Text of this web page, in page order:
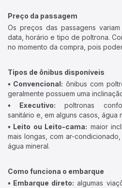
Preço da passagem
Os preços das passagens
data, horário e tipo de poltrona.
no momento da compra, pois
Tipos de ônibus disponíveis
• Convencional: ônibus com
geralmente possuem uma
• Executivo: poltronas
sanitário e, em alguns casos, água
• Leito ou Leito-cama: maior
mais longas, com ar-
água mineral.
Como funciona o embarque
• Embarque direto: algumas